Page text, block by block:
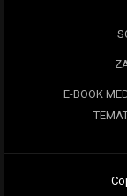
E-BOOK